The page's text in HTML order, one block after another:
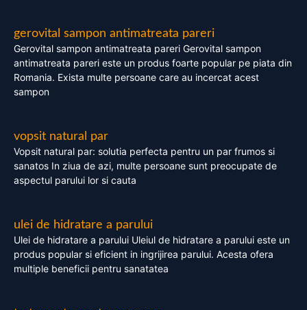
gerovital sampon antimatreata pareri
Gerovital sampon antimatreata pareri Gerovital sampon
antimatreata pareri este un produs foarte popular pe piata din
Romania. Exista multe persoane care au incercat acest
sampon
vopsit natural par
Vopsit natural par: solutia perfecta pentru un par frumos si
sanatos In ziua de azi, multe persoane sunt preocupate de
aspectul parului lor si cauta
ulei de hidratare a parului
Ulei de hidratare a parului Uleiul de hidratare a parului este un
produs popular si eficient in ingrijirea parului. Acesta ofera
multiple beneficii pentru sanatatea